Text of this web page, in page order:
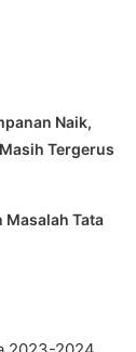
Naik,
Tergerus
Masalah Tata